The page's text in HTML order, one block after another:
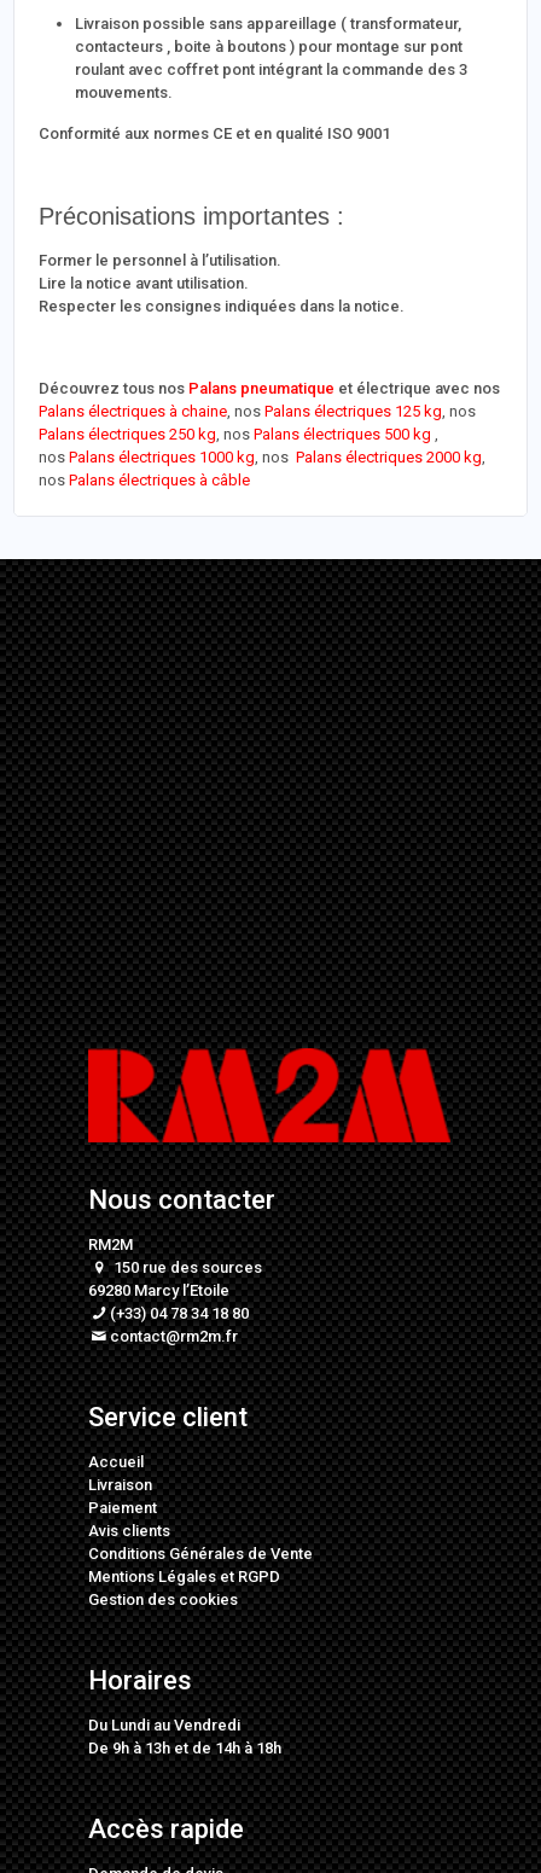
Livraison possible sans appareillage ( transformateur,
contacteurs , boite à boutons ) pour montage sur pont
roulant avec coffret pont intégrant la commande des 3
mouvements.
Conformité aux normes CE et en qualité ISO 9001
Préconisations importantes :
Former le personnel à l’utilisation.
Lire la notice avant utilisation.
Respecter les consignes indiquées dans la notice.
Découvrez tous nos Palans pneumatique et électrique avec nos
Palans électriques à chaine, nosPalans électriques 125 kg, nos
Palans électriques 250 kg, nosPalans électriques 500 kg ,
nos Palans électriques 1000 kg, nosPalans électriques 2000 kg,
nosPalans électriques à câble
Nous contacter
RM2M
150 rue des sources
69280 Marcy l’Etoile
(+33) 04 78 34 18 80
contact@rm2m.fr
Service client
Accueil
Livraison
Paiement
Avis clients
Conditions Générales de Vente
Mentions LégalesetRGPD
Gestion des cookies
Horaires
Du Lundi au Vendredi
De 9h à 13h et de 14h à 18h
Accès rapide